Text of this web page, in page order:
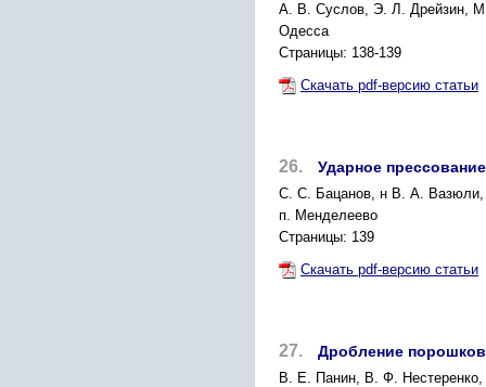
А. В. Суслов, Э. Л. Дрейзин,
Одесса
Страницы: 138-139
Скачать pdf-версию статьи
26. Ударное
С. С. Бацанов, н В. А.
п. Менделеево
Страницы: 139
Скачать pdf-версию статьи
27. Дробление
В. Е. Панин, В. Ф.